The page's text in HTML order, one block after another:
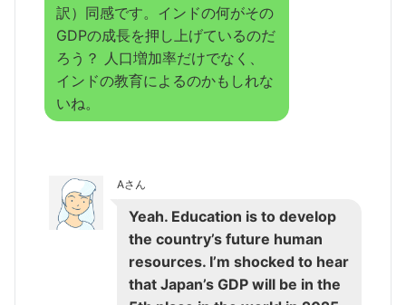
訳）同感です。インドの何がその
GDPの成長を押し上げているのだ
ろう？ 人口増加率だけでなく、
インドの教育によるのかもしれな
いね。
Aさん
Yeah. Education is to develop
the country’s future human
resources. I’m shocked to hear
that Japan’s GDP will be in the